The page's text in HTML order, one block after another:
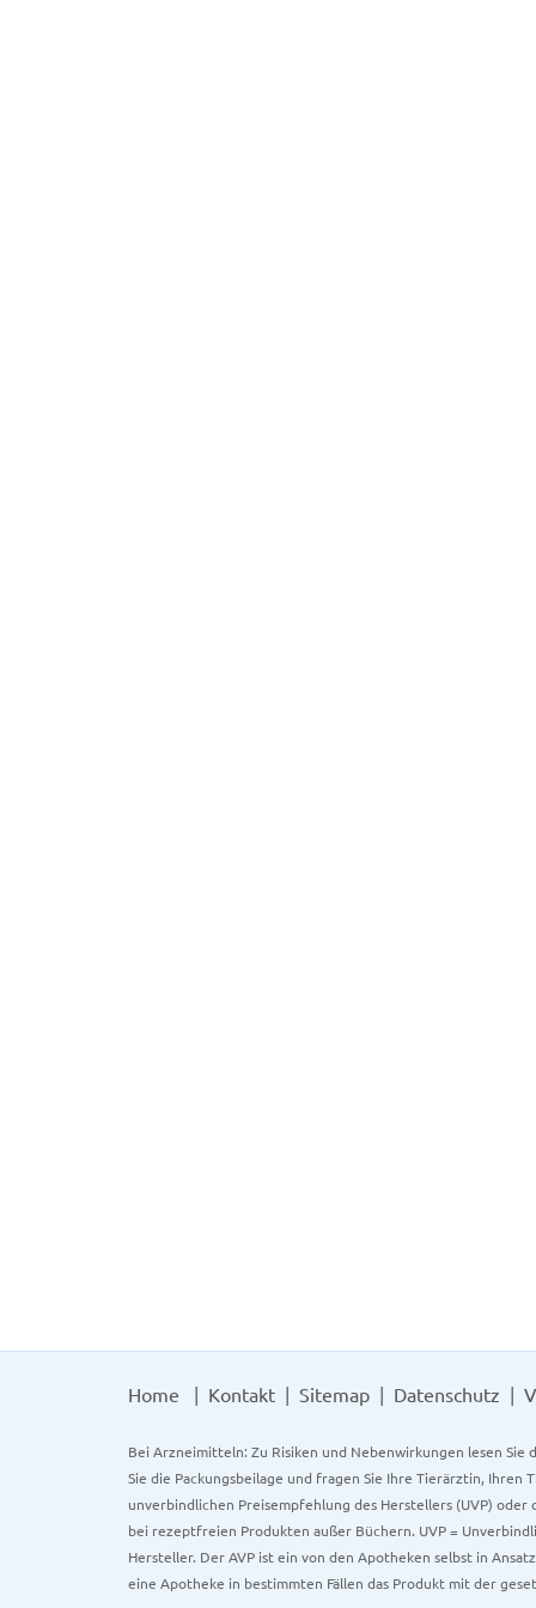
Home Kontakt Sitemap Datenschutz
Bei Arzneimitteln: Zu Risiken und Nebenwirkungen lesen
Sie die Packungsbeilage und fragen Sie Ihre Tierärztin,
unverbindlichen Preisempfehlung des Herstellers (UVP)
bei rezeptfreien Produkten außer Büchern. UVP =
Hersteller. Der AVP ist ein von den Apotheken selbst in
eine Apotheke in bestimmten Fällen das Produkt mit der